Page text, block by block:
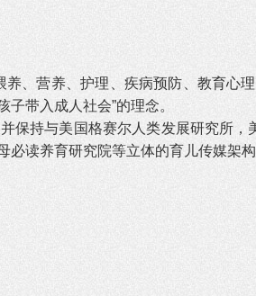
、营养、护理、疾病预防、教育心
带入成人社会”的理念。
保持与美国格赛尔人类发展研究所
读养育研究院等立体的育儿传媒架构